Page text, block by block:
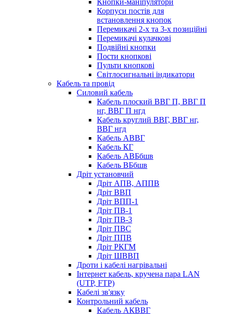
Кнопки-маніпулятори
Корпуси постів для
встановлення кнопок
Перемикачі 2-х та 3-х позиційні
Перемикачі кулачкові
Подвійні кнопки
Пости кнопкові
Пульти кнопкові
Світлосигнальні індикатори
Кабель та провід
Силовий кабель
Кабель плоский ВВГ П, ВВГ П
нг, ВВГ П нгд
Кабель круглий ВВГ, ВВГ нг,
ВВГ нгд
Кабель АВВГ
Кабель КГ
Кабель АВБбшв
Кабель ВБбшв
Дріт установчий
Дріт АПВ, АППВ
Дріт ВВП
Дріт ВПП-1
Дріт ПВ-1
Дріт ПВ-3
Дріт ПВС
Дріт ППВ
Дріт РКГМ
Дріт ШВВП
Дроти і кабелі нагрівальні
Інтернет кабель, кручена пара LAN
(UTP, FTP)
Кабелі зв'язку
Контрольний кабель
Кабель АКВВГ